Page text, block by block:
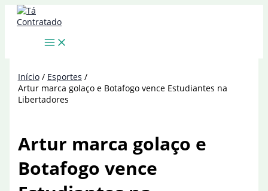
para
Início
Esportes
Artur marca golaço e Botafogo vence Estudiantes na
Libertadores
Artur marca golaço e
Botafogo vence